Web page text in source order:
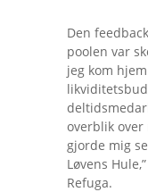
Den
poolen var
jeg kom
overblik
gjorde mig
Løvens
Refuga.